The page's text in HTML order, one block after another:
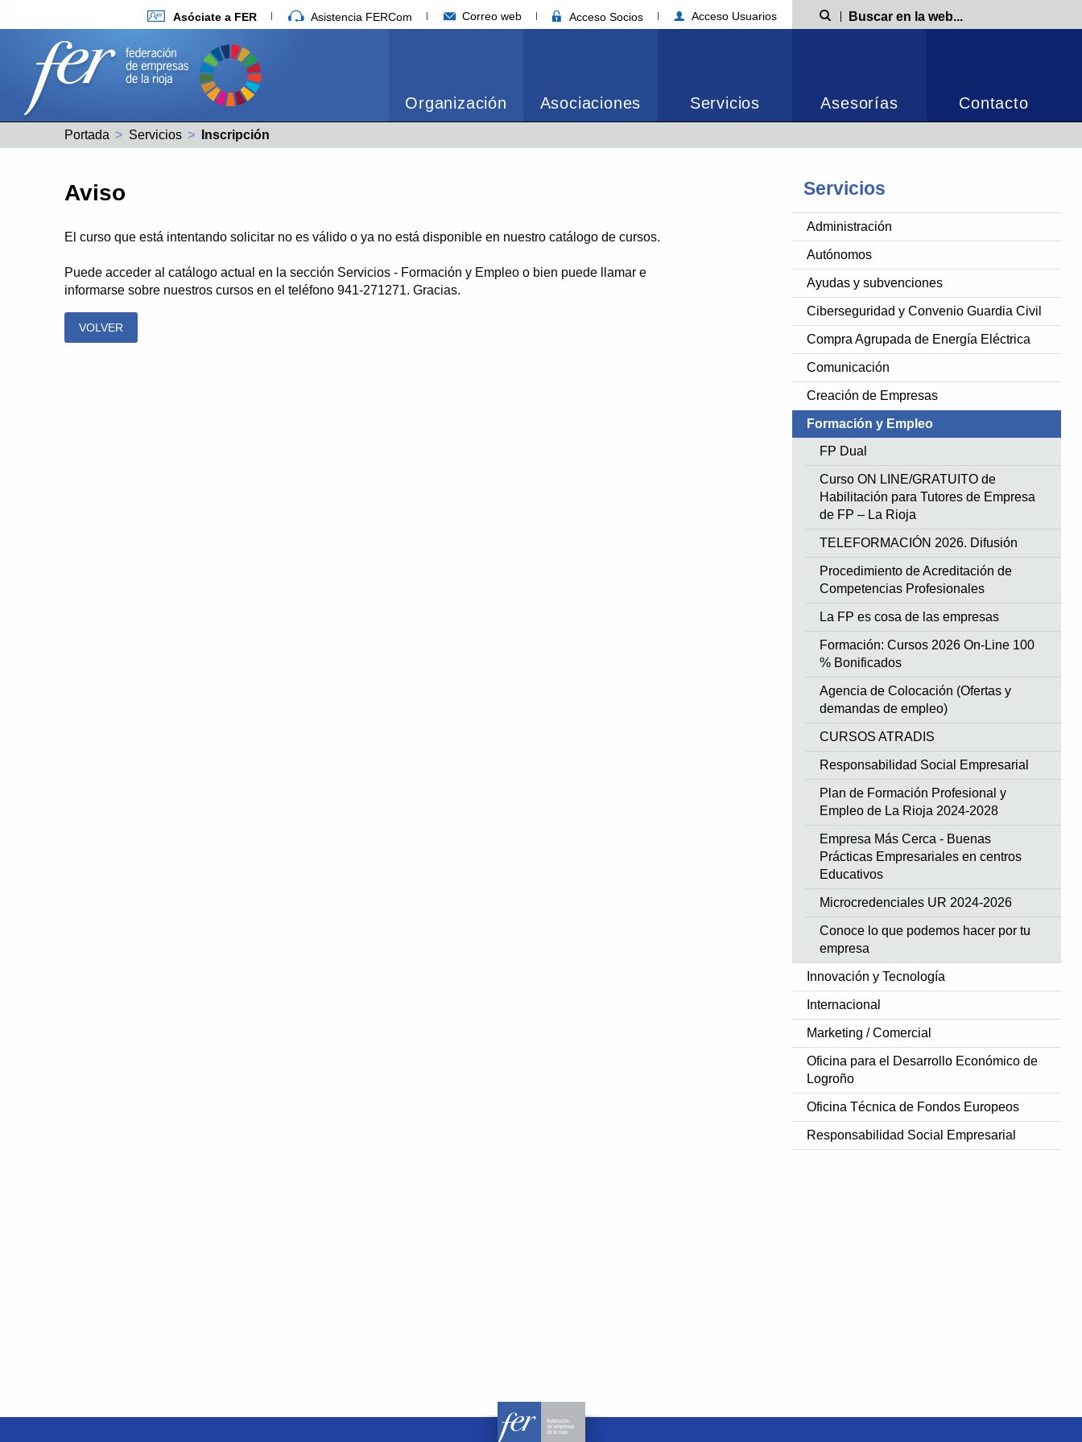
Asóciate a FER Asistencia FERCom Correo web Acceso Socios Acceso Usuarios Búsqueda
Organización Asociaciones Servicios Asesorías Contacto
Portada Servicios Actual:
Inscripción
Servicios
Administración
Autónomos
Ayudas y subvenciones
Ciberseguridad y Convenio Guardia Civil
Compra Agrupada de Energía Eléctrica
Comunicación
Creación de Empresas
Formación y Empleo
FP Dual
Curso ON LINE/GRATUITO de
Habilitación para Tutores de Empresa
de FP – La Rioja
TELEFORMACIÓN 2026. Difusión
Procedimiento de Acreditación de
Competencias Profesionales
La FP es cosa de las empresas
Formación: Cursos 2026 On-Line 100
% Bonificados
Agencia de Colocación (Ofertas y
demandas de empleo)
CURSOS ATRADIS
Responsabilidad Social Empresarial
Plan de Formación Profesional y
Empleo de La Rioja 2024-2028
Empresa Más Cerca - Buenas
Prácticas Empresariales en centros
Educativos
Microcredenciales UR 2024-2026
Conoce lo que podemos hacer por tu
empresa
Innovación y Tecnología
Internacional
Marketing / Comercial
Oficina para el Desarrollo Económico de
Logroño
Oficina Técnica de Fondos Europeos
Responsabilidad Social Empresarial
Aviso
El curso que está intentando solicitar no es válido o ya no está disponible en nuestro catálogo de cursos.
Puede acceder al catálogo actual en la sección Servicios - Formación y Empleo o bien puede llamar e
informarse sobre nuestros cursos en el teléfono 941-271271. Gracias.
VOLVER